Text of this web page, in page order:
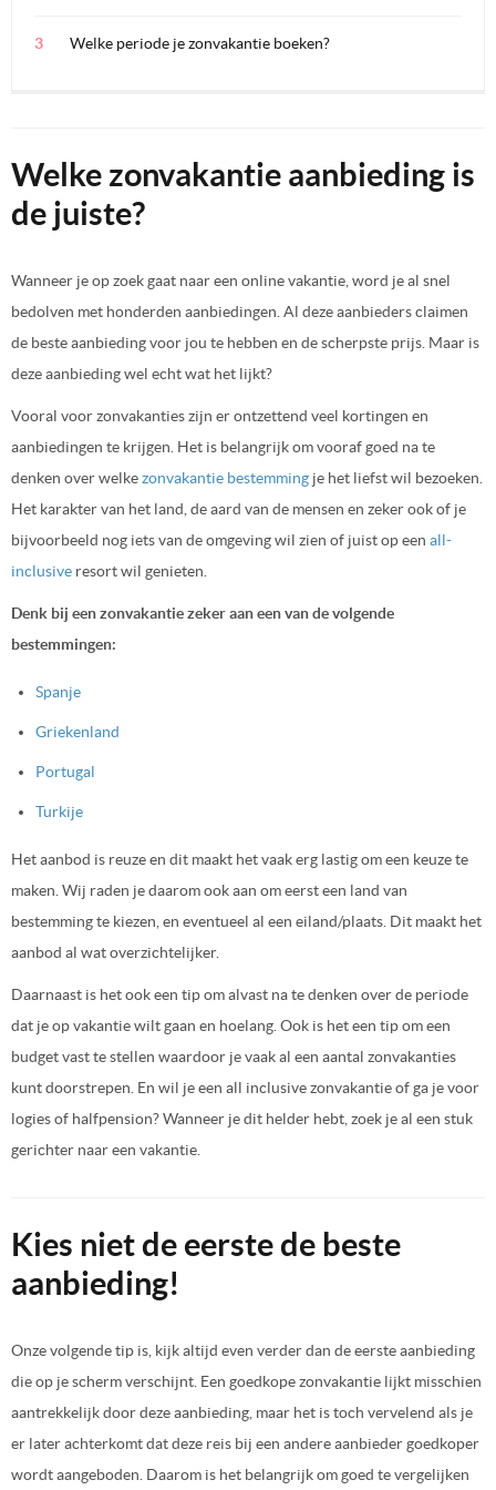
Welke periode je zonvakantie boeken?
Welke zonvakantie aanbieding is
de juiste?
Wanneer je op zoek gaat naar een online vakantie, word je al snel
bedolven met honderden aanbiedingen. Al deze aanbieders claimen
de beste aanbieding voor jou te hebben en de scherpste prijs. Maar is
deze aanbieding wel echt wat het lijkt?
Vooral voor zonvakanties zijn er ontzettend veel kortingen en
aanbiedingen te krijgen. Het is belangrijk om vooraf goed na te
denken over welkezonvakantie bestemming je het liefst wil bezoeken.
Het karakter van het land, de aard van de mensen en zeker ook of je
bijvoorbeeld nog iets van de omgeving wil zien of juist op een all-
inclusive resort wil genieten.
Denk bij een zonvakantie zeker aan een van de volgende
bestemmingen:
Spanje
Griekenland
Portugal
Turkije
Het aanbod is reuze en dit maakt het vaak erg lastig om een keuze te
maken. Wij raden je daarom ook aan om eerst een land van
bestemming te kiezen, en eventueel al een eiland/plaats. Dit maakt het
aanbod al wat overzichtelijker.
Daarnaast is het ook een tip om alvast na te denken over de periode
dat je op vakantie wilt gaan en hoelang. Ook is het een tip om een
budget vast te stellen waardoor je vaak al een aantal zonvakanties
kunt doorstrepen. En wil je een all inclusive zonvakantie of ga je voor
logies of halfpension? Wanneer je dit helder hebt, zoek je al een stuk
gerichter naar een vakantie.
Kies niet de eerste de beste
aanbieding!
Onze volgende tip is, kijk altijd even verder dan de eerste aanbieding
die op je scherm verschijnt. Een goedkope zonvakantie lijkt misschien
aantrekkelijk door deze aanbieding, maar het is toch vervelend als je
er later achterkomt dat deze reis bij een andere aanbieder goedkoper
wordt aangeboden. Daarom is het belangrijk om goed te vergelijken